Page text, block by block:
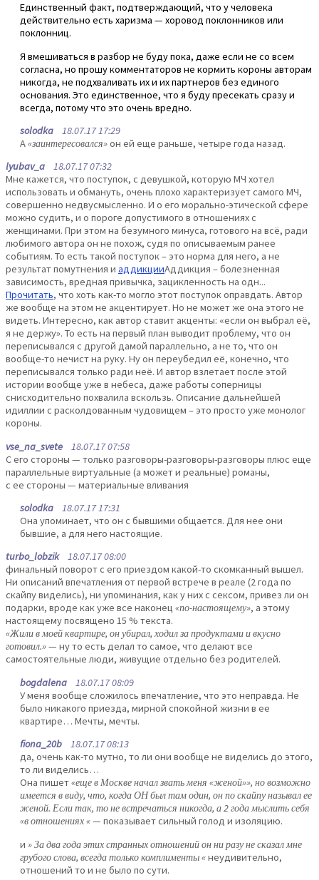
Единственный факт, подтверждающий, что у человека
действительно есть харизма — хоровод поклонников или
поклонниц.
Я вмешиваться в разбор не буду пока, даже если не со всем
согласна, но прошу комментаторов не кормить короны авторам
никогда, не подхваливать их и их партнеров без единого
основания. Это единственное, что я буду пресекать сразу и
всегда, потому что это очень вредно.
solodka 18.07.17 17:29
А«заинтересовался»он ей еще раньше, четыре года назад.
lyubav_a 18.07.17 07:32
Мне кажется, что поступок, с девушкой, которую МЧ хотел
использовать и обмануть, очень плохо характеризует самого МЧ,
совершенно недвусмысленно. И о его морально-этической сфере
можно судить, и о пороге допустимого в отношениях с
женщинами. При этом на безумного минуса, готового на всё, ради
любимого автора он не похож, судя по описываемым ранее
событиям. То есть такой поступок – это норма для него, а не
результат помутнения и аддикцииАддикция – болезненная
зависимость, вредная привычка, зацикленность на одн...
Прочитать, что хоть как-то могло этот поступок оправдать. Автор
же вообще на этом не акцентирует. Но не может же она этого не
видеть. Интересно, как автор ставит акценты: «если он выбрал её,
я не держу». То есть на первый план выводит проблему, что он
переписывался с другой дамой параллельно, а не то, что он
вообще-то нечист на руку. Ну он переубедил её, конечно, что
переписывался только ради неё. И автор взлетает после этой
истории вообще уже в небеса, даже работы соперницы
снисходительно похвалила вскользь. Описание дальнейшей
идиллии с расколдованным чудовищем – это просто уже монолог
короны.
vse_na_svete 18.07.17 07:58
C его стороны — только разговоры-разговоры-разговоры плюс еще
параллельные виртуальные (а может и реальные) романы,
с ее стороны — материальные вливания
solodka 18.07.17 17:31
Она упоминает, что он с бывшими общается. Для нее они
бывшие, а для него настоящие.
turbo_lobzik18.07.17 08:00
финальный поворот с его приездом какой-то скомканный вышел.
Ни описаний впечатления от первой встрече в реале (2 года по
скайпу виделись), ни упоминания, как у них с сексом, привез ли он
подарки, вроде как уже все наконец «по-настоящему», а этому
настоящему посвящено 15 % текста.
«Жили в моей квартире, он убирал, ходил за продуктами и вкусно
готовил.»— ну то есть делал то самое, что делают все
самостоятельные люди, живущие отдельно без родителей.
bogdalena 18.07.17 08:09
У меня вообще сложилось впечатление, что это неправда. Не
было никакого приезда, мирной спокойной жизни в ее
квартире… Мечты, мечты.
fiona_20b 18.07.17 08:13
да, очень как-то мутно, то ли они вообще не виделись до этого,
то ли виделись…
Она пишет«еще в Москве начал звать меня «женой»», но возможно
имеется в виду, что, когда ОН был там один, он по скайпу называл ее
женой. Если так, то не встречаться никогда, а 2 года мыслить себя
«в отношениях «— показывает сильный голод и изоляцию.
и » За два года этих странных отношений он ни разу не сказал мне
грубого слова, всегда только комплименты «неудивительно,
отношений то и не было по сути.